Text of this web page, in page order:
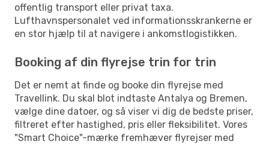
offentlig transport eller privat taxa.
Lufthavnspersonalet ved informationsskrankerne er
en stor hjælp til at navigere i ankomstlogistikken.
Booking af din flyrejse trin for trin
Det er nemt at finde og booke din flyrejse med
Travellink. Du skal blot indtaste Antalya og Bremen,
vælge dine datoer, og så viser vi dig de bedste priser,
filtreret efter hastighed, pris eller fleksibilitet. Vores
"Smart Choice"-mærke fremhæver flyrejser med